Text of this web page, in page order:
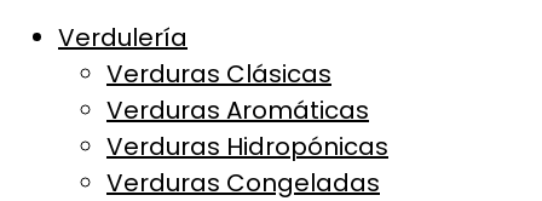
Verdulería
Verduras Clásicas
Verduras Aromáticas
Verduras Hidropónicas
Verduras Congeladas